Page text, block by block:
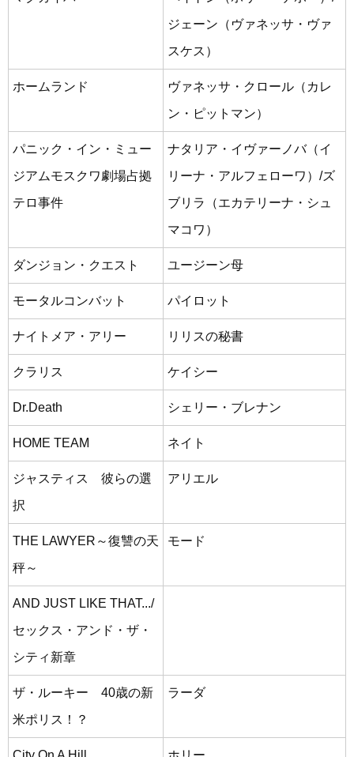
ジェーン（ヴァネッサ・ヴァ
スケス）
ホームランド
ヴァネッサ・クロール（カレ
ン・ピットマン）
パニック・イン・ミュー
ジアムモスクワ劇場占拠
テロ事件
ナタリア・イヴァーノバ（イ
リーナ・アルフェローワ）/ズ
ブリラ（エカテリーナ・シュ
マコワ）
ダンジョン・クエスト ユージーン母
モータルコンバット パイロット
ナイトメア・アリー リリスの秘書
クラリス ケイシー
Dr.Death シェリー・ブレナン
HOME TEAM ネイト
ジャスティス 彼らの選
択
アリエル
THE LAWYER～復讐の天
秤～
モード
AND JUST LIKE THAT.../
セックス・アンド・ザ・
シティ新章
ザ・ルーキー 40歳の新
米ポリス！？
ラーダ